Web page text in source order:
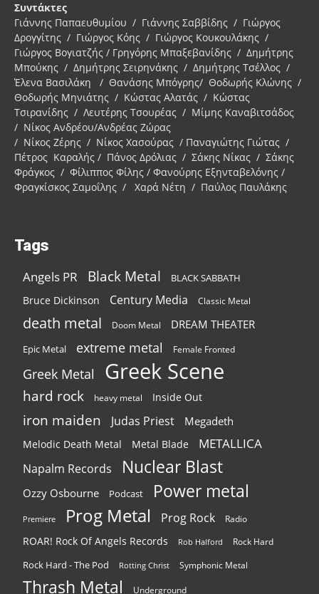
Συντάκτες
Γιάννης Παπαευθυμίου / Γιάννης Σαββίδης / Γιώργος
Δρογγίτης / Γιώργος Κόης / Γιώργος Κουκουλάκης /
Γιώργος Βογιατζής / Γρηγόρης Μπαξεβανίδης / Δημήτρης
Μπούκης / Δημήτρης Σειρηνάκης / Δημήτρης Τσέλλος /
Έλενα Βασιλάκη / Θανάσης Μπόγρης/ Θοδωρής Κλώνης /
Θοδωρής Μηνιάτης / Κώστας Αλατάς / Κώστας
Τσιρανίδης / Λευτέρης Τσουρέας / Μίμης Καναβιτσάδος
/ Νίκος Ανδρέου/Ανδρέας Ζώρας
/ Νίκος Ζέρης / Νίκος Χασούρας / Παναγιώτης Γιώτας /
Πέτρος Καραλής / Πάνος Δρόλιας / Σάκης Νίκας / Σάκης
Φράγκος / Φίλιππος Φίλης / Φανούρης Εξηνταβελόνης /
Φραγκίσκος Σαμοΐλης / Χαρά Νέτη / Παύλος Παυλάκης
Tags
Angels PR Black Metal BLACK SABBATH
Bruce Dickinson Century Media Classic Metal
death metal Doom Metal DREAM THEATER
Epic Metal extreme metal Female Fronted
Greek Metal Greek Scene
hard rock heavy metal Inside Out
iron maiden Judas Priest Megadeth
Melodic Death Metal Metal Blade METALLICA
Napalm Records Nuclear Blast
Ozzy Osbourne Podcast Power metal
Premiere Prog Metal Prog Rock Radio
ROAR! Rock Of Angels Records Rob Halford Rock Hard
Rock Hard - The Pod Rotting Christ Symphonic Metal
Thrash Metal Underground